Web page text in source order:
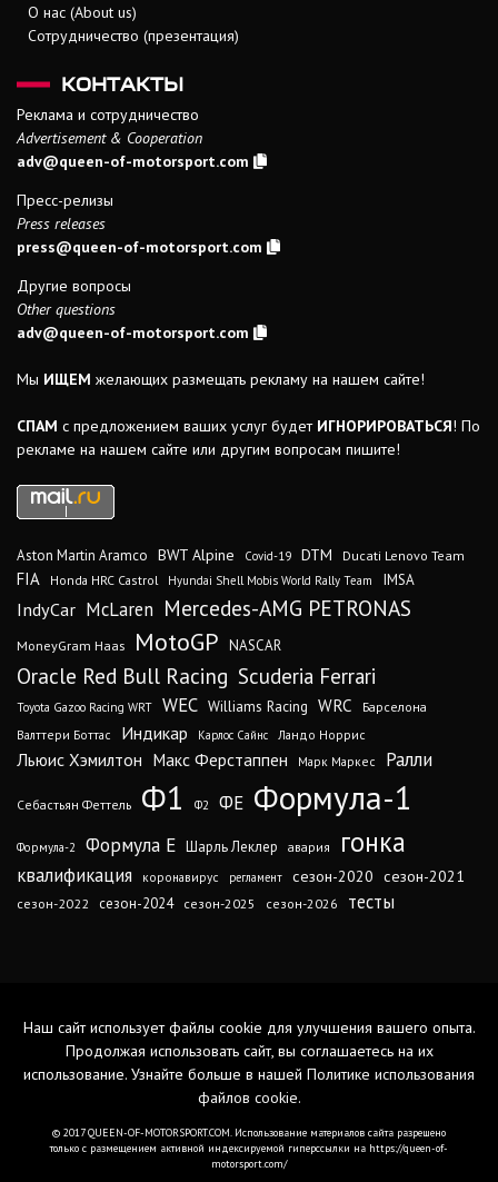
О нас (About us)
Сотрудничество (презентация)
КОНТАКТЫ
Реклама и сотрудничество
Advertisement & Cooperation
adv@queen-of-motorsport.com
Пресс-релизы
Press releases
press@queen-of-motorsport.com
Другие вопросы
Other questions
adv@queen-of-motorsport.com
Мы ИЩЕМ желающих размещать рекламу на нашем сайте!
СПАМ с предложением ваших услуг будет ИГНОРИРОВАТЬСЯ! По
рекламе на нашем сайте или другим вопросам пишите!
Aston Martin Aramco BWT Alpine Covid-19 DTM Ducati Lenovo Team
FIA Honda HRC Castrol Hyundai Shell Mobis World Rally Team IMSA
IndyCar McLaren Mercedes-AMG PETRONAS
MoneyGram Haas MotoGP NASCAR
Oracle Red Bull Racing Scuderia Ferrari
Toyota Gazoo Racing WRT WEC Williams Racing WRC
Барселона
Валттери Боттас
Индикар Карлос Сайнс Ландо Норрис
Льюис Хэмилтон Макс Ферстаппен Марк Маркес Ралли
Себастьян Феттель Ф1 Ф2 ФЕ Формула-1
Формула-2 Формула Е Шарль Леклер авария гонка
квалификация коронавирус регламент сезон-2020 сезон-2021
сезон-2022 сезон-2024 сезон-2025 сезон-2026 тесты
Наш сайт использует файлы cookie для улучшения вашего опыта.
Продолжая использовать сайт, вы соглашаетесь на их
использование. Узнайте больше в нашей Политике использования
файлов cookie.
© 2017 QUEEN-OF-MOTORSPORT.COM. Использование материалов сайта разрешено
только с размещением активной индексируемой гиперссылки на https://queen-of-
motorsport.com/